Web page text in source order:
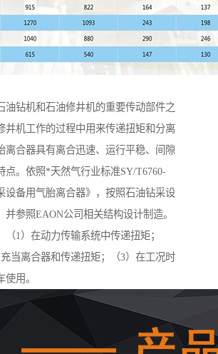
油钻机和石油修井机的重要传动部件之
井机工作的过程中用来传递扭矩和分离
离合器具有离合迅速、运行平稳、间隙
点。依照*天然气行业标准SY/T6760-
设备用气胎离合器》，按照石油钻采设
并参照EAON公司相关结构设计制造。
（1）在动力传输系统中传递扭矩；
充当离合器和传递扭矩；（3）在工况时
用。